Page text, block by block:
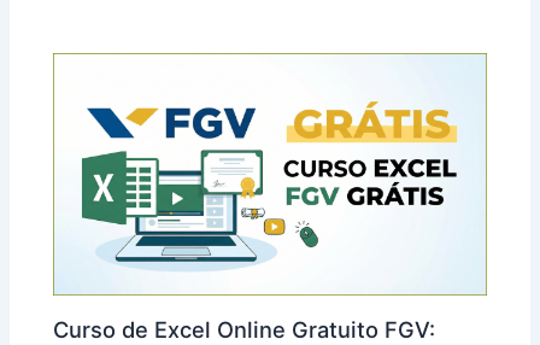
Curso de Excel Online Gratuito FGV: